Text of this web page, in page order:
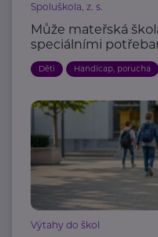
Spoluškola, z. s.
Může mateřská
speciálními
Děti Handicap, porucha
Výtahy do škol